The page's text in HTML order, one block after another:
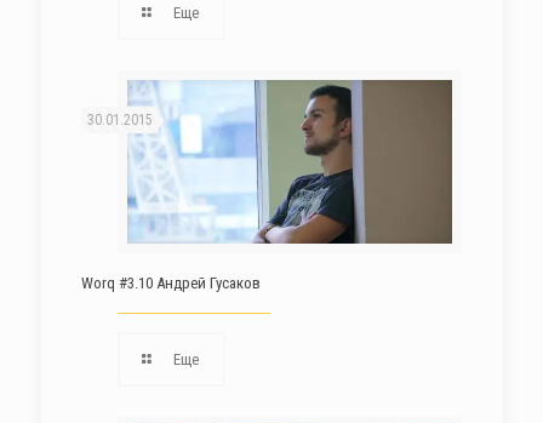
Еще
30.01.2015
Worq #3.10 Андрей Гусаков
Еще